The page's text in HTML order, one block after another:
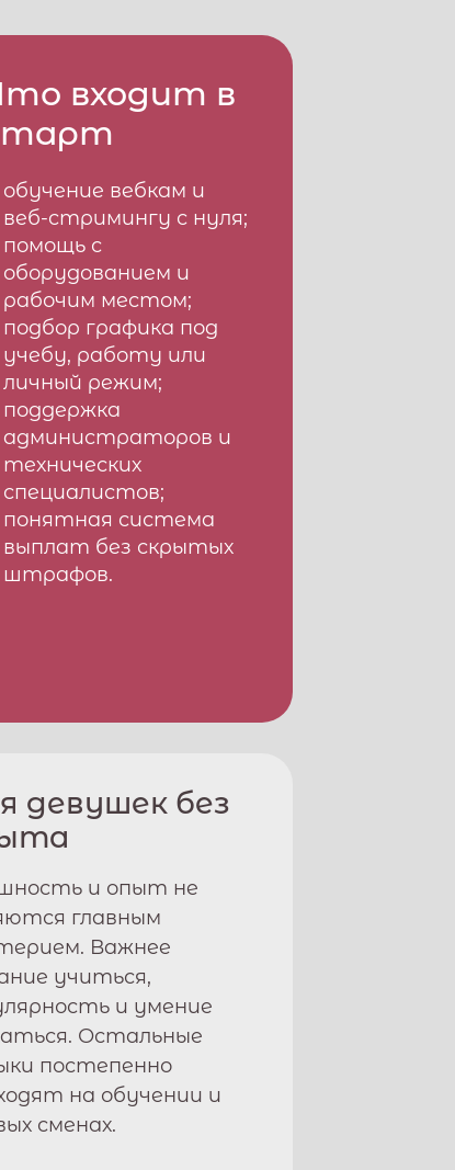
входит в
обучение вебкам и
веб-стримингу с нуля;
помощь с
оборудованием и
рабочим местом;
подбор графика под
учебу, работу или
личный режим;
поддержка
администраторов и
технических
специалистов;
понятная система
выплат без скрытых
штрафов.
девушек без
и опыт не
главным
Важнее
учиться,
и умение
Остальные
постепенно
на обучении и
сменах.